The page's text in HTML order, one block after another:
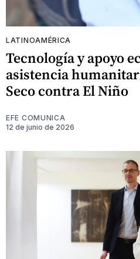
LATINOAMÉRICA
Tecnología y apoyo
asistencia
Seco contra El Niño
EFE COMUNICA
12 de junio de 2026